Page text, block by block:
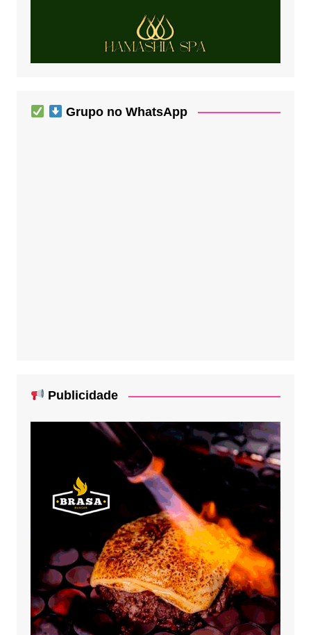
Grupo no WhatsApp
Publicidade